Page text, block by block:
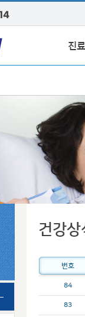
진
건강상
번호
84
83